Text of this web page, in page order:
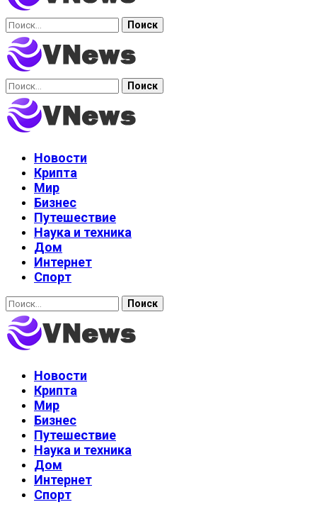
Найти:
Найти:
Новости
Крипта
Мир
Бизнес
Путешествие
Наука и техника
Дом
Интернет
Спорт
Найти:
Новости
Крипта
Мир
Бизнес
Путешествие
Наука и техника
Дом
Интернет
Спорт